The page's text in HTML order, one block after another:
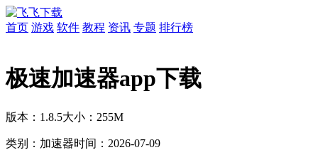
首页 游戏 软件 教程 资讯 专题 排行榜
极速加速器app下载
版本：1.8.5大小：255M
类别：加速器时间：2026-07-09